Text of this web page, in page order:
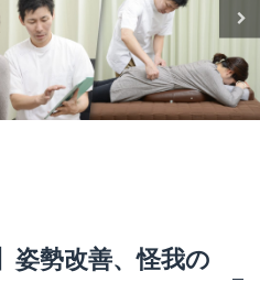
姿勢改善、怪我の